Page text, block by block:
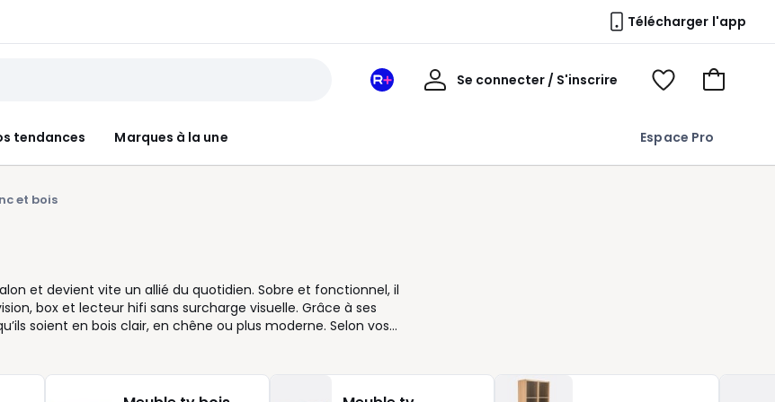
Télécharger l'app
tendances Marques à la une Espace Pro
Mon
Se connecter / S'inscrire
Mon
Voir
Voir
et bois
et devient vite un allié du quotidien. Sobre et fonctionnel, il
box et lecteur hifi sans surcharge visuelle. Grâce à ses
soient en bois clair, en chêne ou plus moderne. Selon vos
dissimuler vos accessoires ou choisir des tiroirs spacieux
Certains meubles TV offrent également des options de
votre équipement multimédia. Qu’il soit posé au sol comme
s’intègre aussi bien dans une grande pièce à vivre que dans